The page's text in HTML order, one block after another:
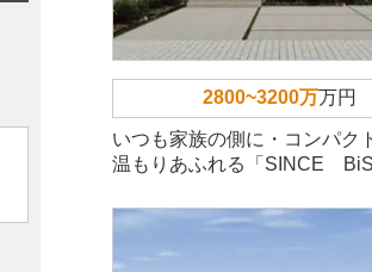
2800~3200万万円
いつも家族の側に・コンパク
温もりあふれる「SINCE